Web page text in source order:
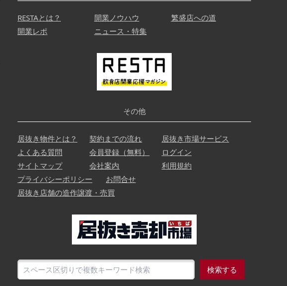
RESTAとは？ 開業ノウハウ
繁盛店への道
開業レポ
ニュース・特集
その他
居抜き物件とは？ 契約までの流れ
居抜き市場サービス
よくある質問
会員登録（無料）
ログイン
サイトマップ
会社案内
利用規約
プライバシーポリシー
お問合せ
居抜き店舗の造作譲渡・売買
検索する